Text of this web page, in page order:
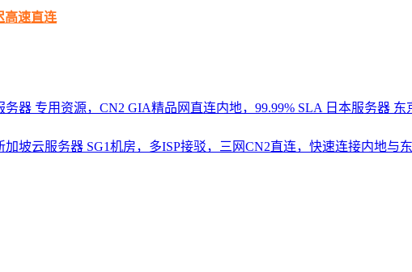
高速直连
务器 专用资源，CN2 GIA精品网直连内地，99.99% SLA 日本服务器 东
加坡云服务器 SG1机房，多ISP接驳，三网CN2直连，快速连接内地与